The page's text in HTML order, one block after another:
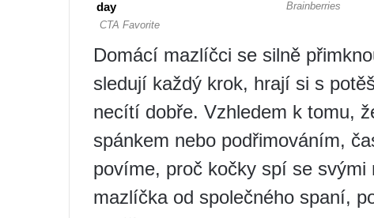
Domácí mazlíčci se silně
sledují každý krok, hrají si s
necítí dobře. Vzhledem k tomu,
spánkem nebo podřimováním,
povíme, proč kočky spí se svými
mazlíčka od společného spaní,